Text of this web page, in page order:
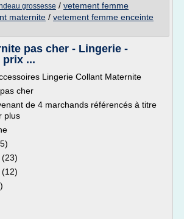
grossesse / vetement femme
maternite / vetement femme enceinte
pas cher - Lingerie -
prix ...
Lingerie Collant Maternite
cher
de 4 marchands référencés à titre
plus
(23)
(12)